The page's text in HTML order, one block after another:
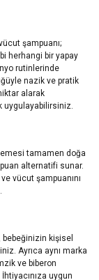
şampuanı;
herhangi bir yapay
rutinlerinde
nazik ve pratik
alarak
uygulayabilirsiniz.
tamamen doğa
alternatifi sunar.
vücut şampuanını
bebeğinizin kişisel
Ayrıca aynı marka
ve biberon
uygun